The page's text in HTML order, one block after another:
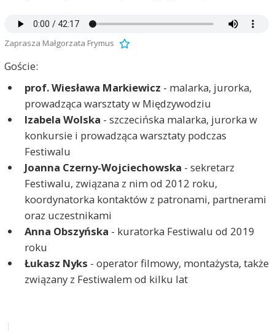
Zaprasza Małgorzata Frymus
Goście:
prof. Wiesława Markiewicz - malarka, jurorka,
prowadząca warsztaty w Międzywodziu
Izabela Wolska - szczecińska malarka, jurorka w
konkursie i prowadząca warsztaty podczas
Festiwalu
Joanna Czerny-Wojciechowska - sekretarz
Festiwalu, związana z nim od 2012 roku,
koordynatorka kontaktów z patronami, partnerami
oraz uczestnikami
Anna Obszyńska - kuratorka Festiwalu od 2019
roku
Łukasz Nyks - operator filmowy, montażysta, także
związany z Festiwalem od kilku lat